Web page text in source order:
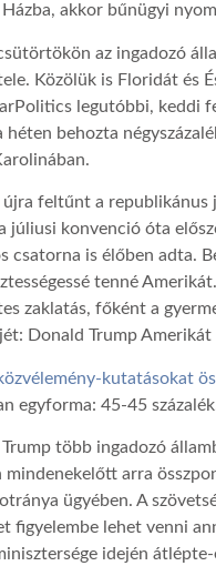
Házba, akkor bűnügyi
az ingadozó
Közölük is Floridát és
legutóbbi, keddi
héten behozta
újra feltűnt a republikánus
júliusi konvenció óta
csatorna is élőben adta.
tenné
zaklatás, főként a
Donald Trump
kutatásokat
egyforma: 45-45
Trump több ingadozó
mindenekelőtt arra
ügyében. A
figyelembe lehet venni
idején